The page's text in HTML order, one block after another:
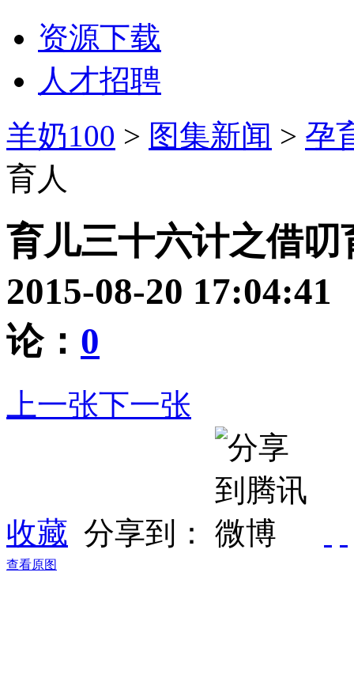
资源下载
人才招聘
羊奶100 > 图集新闻 > 孕
育人
育儿三十六计之借叨
2015-08-20
论： 0
上一张下一张
收藏 分享到：
查看原图